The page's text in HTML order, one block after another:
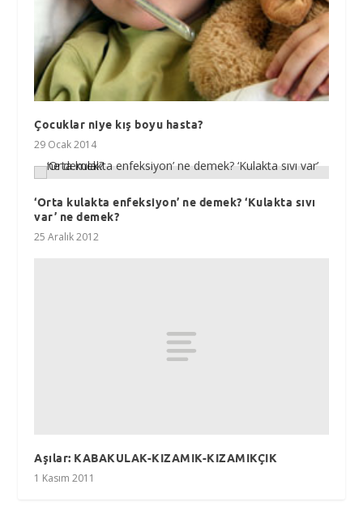
Çocuklar niye kış boyu hasta?
29 Ocak 2014
‘Orta kulakta enfeksiyon’ ne demek? ‘Kulakta sıvı
var’ ne demek?
25 Aralık 2012
Aşılar: KABAKULAK-KIZAMIK-KIZAMIKÇIK
1 Kasım 2011